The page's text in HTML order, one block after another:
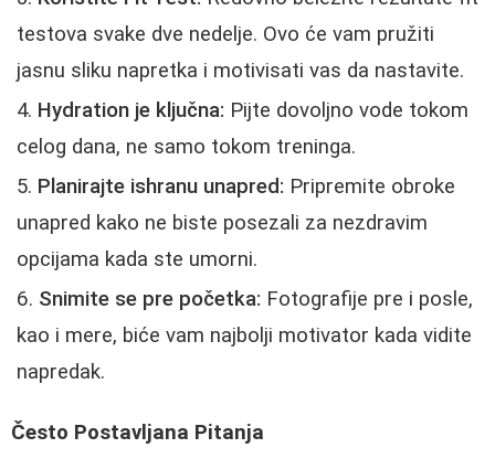
testova svake dve nedelje. Ovo će vam pružiti
jasnu sliku napretka i motivisati vas da nastavite.
Hydration je ključna: Pijte dovoljno vode tokom
celog dana, ne samo tokom treninga.
Planirajte ishranu unapred: Pripremite obroke
unapred kako ne biste posezali za nezdravim
opcijama kada ste umorni.
Snimite se pre početka: Fotografije pre i posle,
kao i mere, biće vam najbolji motivator kada vidite
napredak.
Često Postavljana Pitanja